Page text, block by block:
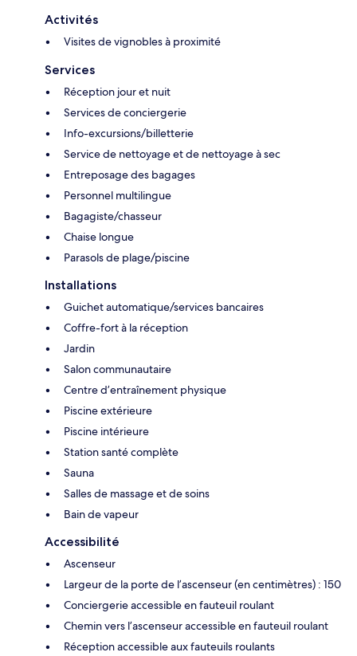
Activités
Visites de vignobles à proximité
Services
Réception jour et nuit
Services de conciergerie
Info-excursions/billetterie
Service de nettoyage et de nettoyage à sec
Entreposage des bagages
Personnel multilingue
Bagagiste/chasseur
Chaise longue
Parasols de plage/piscine
Installations
Guichet automatique/services bancaires
Coffre-fort à la réception
Jardin
Salon communautaire
Centre d’entraînement physique
Piscine extérieure
Piscine intérieure
Station santé complète
Sauna
Salles de massage et de soins
Bain de vapeur
Accessibilité
Ascenseur
Largeur de la porte de l’ascenseur (en centimètres) : 150
Conciergerie accessible en fauteuil roulant
Chemin vers l’ascenseur accessible en fauteuil roulant
Réception accessible aux fauteuils roulants